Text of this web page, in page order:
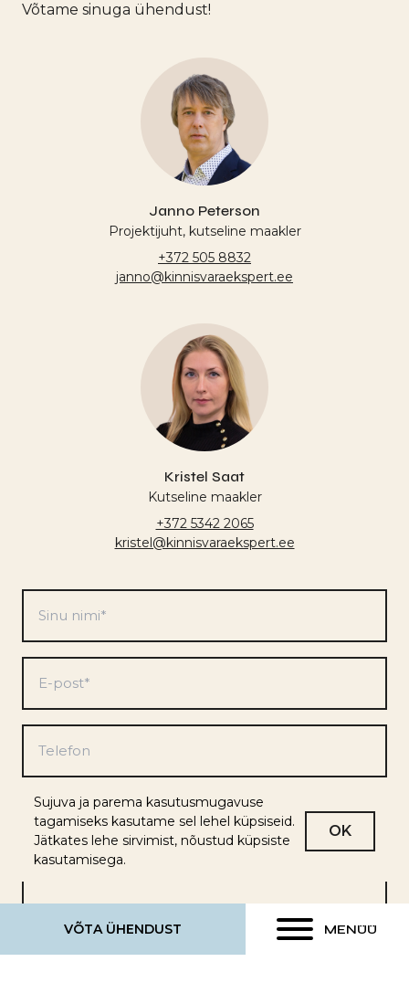
VÕTA ÜHENDUST MENÜÜ
Võtame sinuga ühendust!
Janno Peterson
Projektijuht, kutseline maakler
+372 505 8832
janno@kinnisvaraekspert.ee
Kristel Saat
Kutseline maakler
+372 5342 2065
kristel@kinnisvaraekspert.ee
nimi
*
post
*
Eelistused
Turundusinfo
Soovin saada müügi- ja turundusinfot uute
Sujuva ja parema kasutusmugavuse
tagamiseks kasutame sel lehel küpsiseid.
Jätkates lehe sirvimist, nõustud küpsiste
kasutamisega.
OK